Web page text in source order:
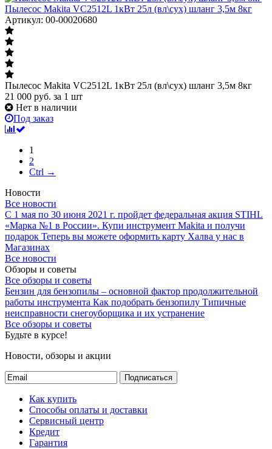
Пылесос Makita VC2512L 1кВт 25л (вл\сух) шланг 3,5м 8кг
Артикул: 00-00020680
Пылесос Makita VC2512L 1кВт 25л (вл\сух) шланг 3,5м 8кг
21 000 руб. за 1 шт
Нет в наличии
Под заказ
1
2
Ctrl →
Новости
Все новости
С 1 мая по 30 июня 2021 г. пройдет федеральная акция STIHL
«Марка №1 в России». Купи инструмент Makita и получи
подарок Теперь вы можете оформить карту Халва у нас в
Магазинах
Все новости
Обзоры и советы
Все обзоры и советы
Бензин для бензопилы – основной фактор продолжительной
работы инструмента Как подобрать бензопилу Типичные
неисправности снегоуборщика и их устранение
Все обзоры и советы
Будьте в курсе!
Новости, обзоры и акции
Подписаться
Как купить
Способы оплаты и доставки
Сервисный центр
Кредит
Гарантия